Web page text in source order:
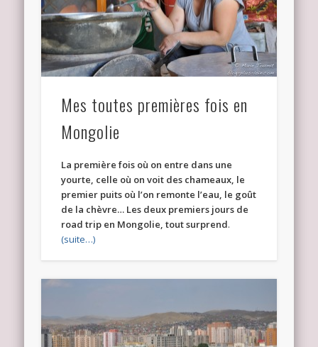
Mes toutes premières fois en
Mongolie
La première fois où on entre dans une
yourte, celle où on voit des chameaux, le
premier puits où l’on remonte l’eau, le goût
de la chèvre… Les deux premiers jours de
road trip en Mongolie, tout surprend.
(suite…)